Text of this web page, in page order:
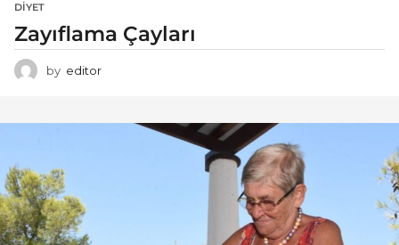
DIYET
Zayıflama Çayları
by editor